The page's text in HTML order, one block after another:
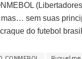
sem suas
do futebol